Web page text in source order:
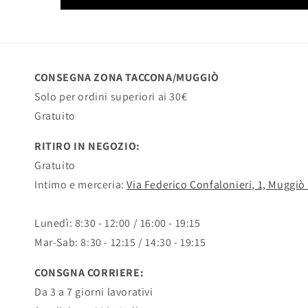
CONSEGNA ZONA TACCONA/MUGGIÒ
Solo per ordini superiori ai 30€
Gratuito
RITIRO IN NEGOZIO:
Gratuito
Intimo e merceria:Via Federico Confalonieri, 1, Muggiò
Lunedì: 8:30 - 12:00 / 16:00 - 19:15
Mar-Sab: 8:30 - 12:15 / 14:30 - 19:15
CONSGNA CORRIERE:
Da 3 a 7 giorni lavorativi